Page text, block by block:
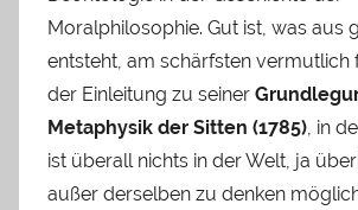
Moralphilosophie. Gut ist, was aus
entsteht, am schärfsten vermutlich
der Einleitung zu seiner
Metaphysik der Sitten (1785), in
ist überall nichts in der Welt, ja
außer derselben zu denken